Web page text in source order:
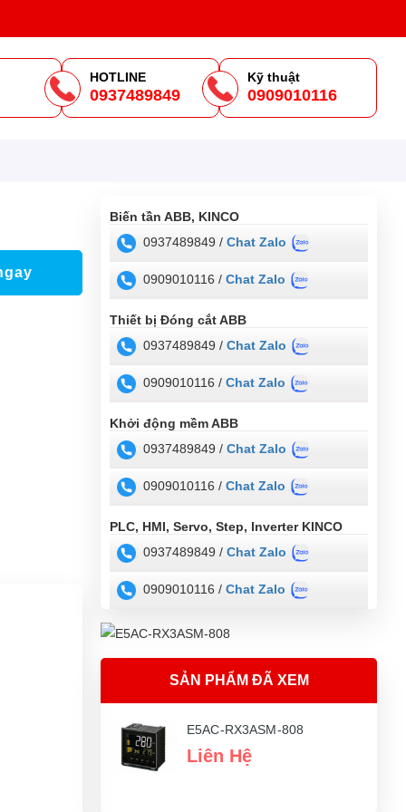
HOTLINE
0937489849
Kỹ thuật
0909010116
Biến tần ABB, KINCO
0937489849 / Chat Zalo
0909010116 / Chat Zalo
Thiết bị Đóng cắt ABB
0937489849 / Chat Zalo
0909010116 / Chat Zalo
Khởi động mềm ABB
0937489849 / Chat Zalo
0909010116 / Chat Zalo
PLC, HMI, Servo, Step, Inverter KINCO
0937489849 / Chat Zalo
0909010116 / Chat Zalo
SẢN PHẨM ĐÃ XEM
E5AC-RX3ASM-808
Liên Hệ